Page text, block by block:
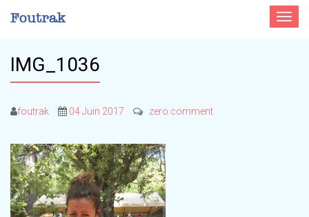
Toggle
IMG_1036
foutrak 04 Juin 2017 zero comment